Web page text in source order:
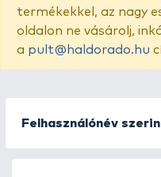
termékekkel, az nagy
oldalon ne vásárolj,
a pult@haldorado.hu
Felhasználónév